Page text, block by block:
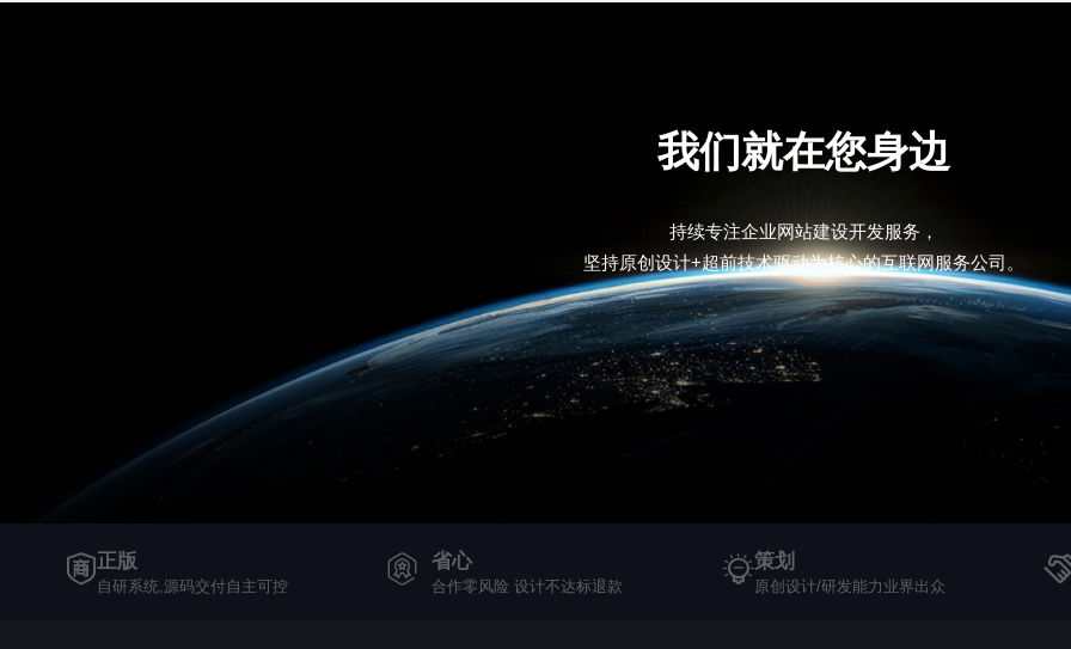
我们就在您身边
持续专注企业网站建设开发服务，
坚持原创设计+超前技术驱动为核心的互联网服务公司。
正版
自研系统,源码交付自主可控
省心
合作零风险 设计不达标退款
策划
原创设计/研发能力业界出众